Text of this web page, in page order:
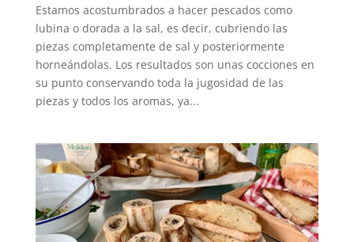
Estamos acostumbrados a hacer pescados como
lubina o dorada a la sal, es decir, cubriendo las
piezas completamente de sal y posteriormente
horneándolas. Los resultados son unas cocciones en
su punto conservando toda la jugosidad de las
piezas y todos los aromas, ya...